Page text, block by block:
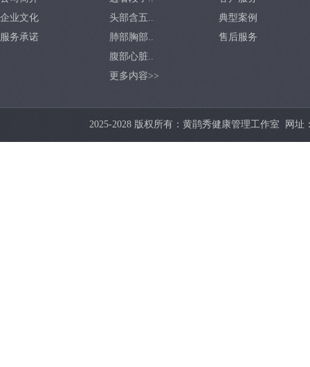
企业文化
服务承诺
头部含五..
肺部胸部..
腹部心脏..
更多内容>>
典型案例
售后服务
2025-2028 版权所有：黄鹃秀健康管理工作室 网址